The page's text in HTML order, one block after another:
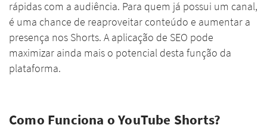
rápidas com a audiência. Para quem já possui um canal,
é uma chance de reaproveitar conteúdo e aumentar a
presença nos Shorts. A aplicação de SEO pode
maximizar ainda mais o potencial desta função da
plataforma.
Como Funciona o YouTube Shorts?